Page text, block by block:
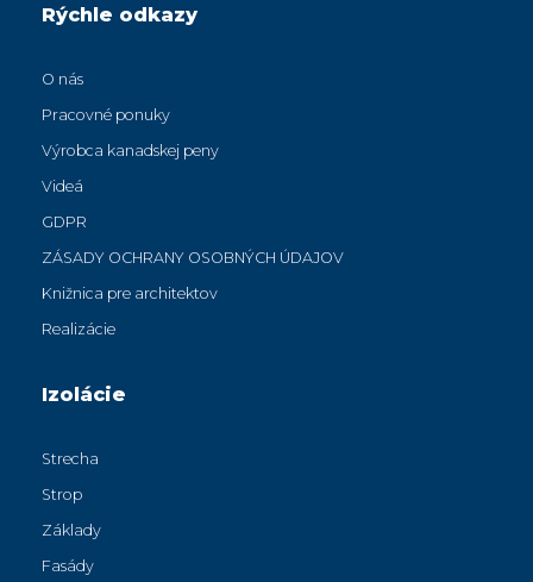
Rýchle odkazy
O nás
Pracovné ponuky
Výrobca kanadskej peny
Videá
GDPR
ZÁSADY OCHRANY OSOBNÝCH ÚDAJOV
Knižnica pre architektov
Realizácie
Izolácie
Strecha
Strop
Základy
Fasády